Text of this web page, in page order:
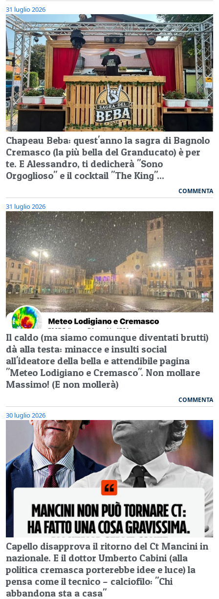
31 luglio 2026
Chapeau Beba: quest'anno la sagra di Bagnolo
Cremasco (la più bella del Granducato) è per
te. E Alessandro, ti dedicherà "Sono
Orgoglioso" e il cocktail "The King"...
COMMENTA
31 luglio 2026
Il caldo (ma siamo comunque diventati brutti)
dà alla testa: minacce e insulti social
all'ideatore della bella e attendibile pagina
"Meteo Lodigiano e Cremasco". Non mollare
Massimo! (E non mollerà)
COMMENTA
30 luglio 2026
Capello disapprova il ritorno del Ct Mancini in
nazionale. E il dottor Umberto Cabini (alla
politica cremasca porterebbe idee e luce) la
pensa come il tecnico – calciofilo: "Chi
abbandona sta a casa"